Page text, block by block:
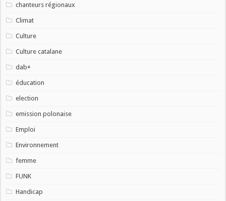
chanteurs régionaux
Climat
Culture
Culture catalane
dab+
éducation
election
emission polonaise
Emploi
Environnement
femme
FUNK
Handicap